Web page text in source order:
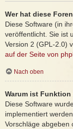
Wer hat diese
Diese Software (in
veröffentlicht. Sie ist
Version 2 (GPL-2.0)
auf der Seite von
Nach oben
Warum ist
Diese Software
implementiert
Vorschläge abgeben